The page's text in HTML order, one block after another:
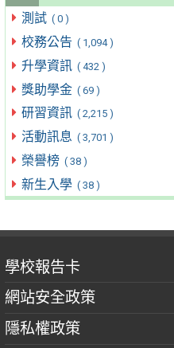
測試 ( 0 )
校務公告 ( 1,094 )
升學資訊 ( 432 )
獎助學金 ( 69 )
研習資訊 ( 2,215 )
活動訊息 ( 3,701 )
榮譽榜 ( 38 )
新生入學 ( 38 )
學校報告卡
網站安全政策
隱私權政策